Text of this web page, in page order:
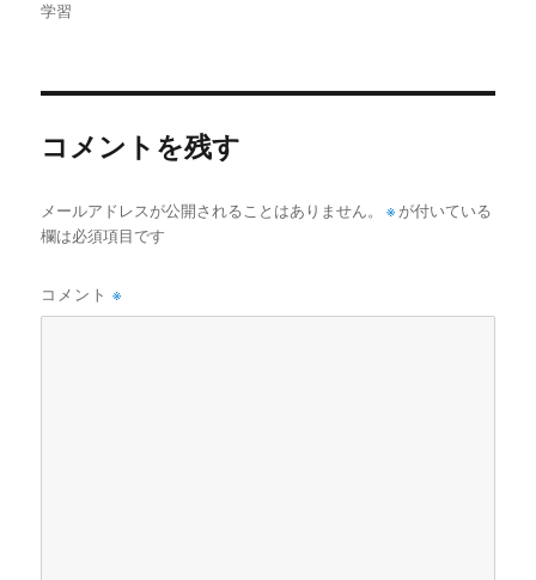
学習
コメントを残す
メールアドレスが公開されることはありません。 ※ が付いている
欄は必須項目です
コメント※